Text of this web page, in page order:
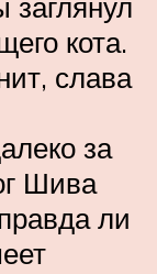
кота.
слава
за
Шива
ли